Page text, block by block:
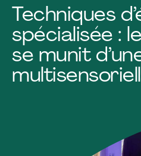
Techniques
spécialisée :
se munit